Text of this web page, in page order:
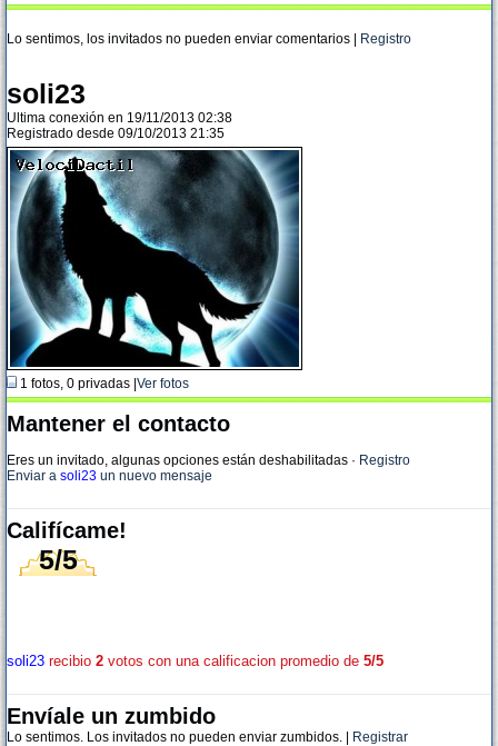
Lo sentimos, los invitados no pueden enviar comentarios | Registro
soli23
Ultima conexión en 19/11/2013 02:38
Registrado desde 09/10/2013 21:35
1 fotos, 0 privadas | Ver fotos
Mantener el contacto
Eres un invitado, algunas opciones están deshabilitadas · Registro
Enviar a soli23 un nuevo mensaje
Califícame!
5/5
soli23 recibio 2 votos con una calificacion promedio de 5/5
Envíale un zumbido
Lo sentimos. Los invitados no pueden enviar zumbidos. | Registrar